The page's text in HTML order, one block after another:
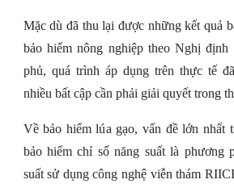
Mặc dù đã thu lại được những kết quả
bảo hiểm nông nghiệp theo Nghị định
phủ, quá trình áp dụng trên thực tế
nhiều bất cập cần phải giải quyết trong
Về bảo hiểm lúa gạo, vấn đề lớn nhất
bảo hiểm chỉ số năng suất là phương
suất sử dụng công nghệ viễn thám